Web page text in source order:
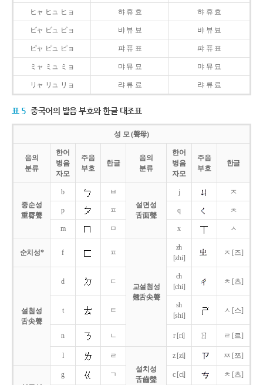
ヒャ ヒュ ヒョ 햐 휴 효 햐 휴 효
ビャ ビュ ビョ 뱌 뷰 뵤 뱌 뷰 뵤
ピャ ピュ ピョ 퍄 퓨 표 퍄 퓨 표
ミャ ミュ ミョ 먀 뮤 묘 먀 뮤 묘
リャ リュ リョ 랴 류 료 랴 류 료
표 5 중국어의 발음 부호와 한글 대조표
성 모 (聲母)
음의
분류
한어
병음
자모
주음
부호
한글
음의
분류
한어
병음
자모
주음
부호
한글
중순성
重脣聲
b
ㅂ
설면성
舌面聲
j ㅈ
p ㅍ q ㅊ
m ㅁ x ㅅ
순치성* f ㅍ
교설첨성
翹舌尖聲
zh
[zhi]
ㅈ [즈]
설첨성
舌尖聲
d ㄷ
ch
[chi]
ㅊ [츠]
t ㅌ
sh
[shi]
ㅅ [스]
n ㄴ r [ri] ㄖ ㄹ [르]
l
ㄹ
설치성
舌齒聲
z [zi] ㅉ [쯔]
g ㄱ c [ci] ㅊ [츠]